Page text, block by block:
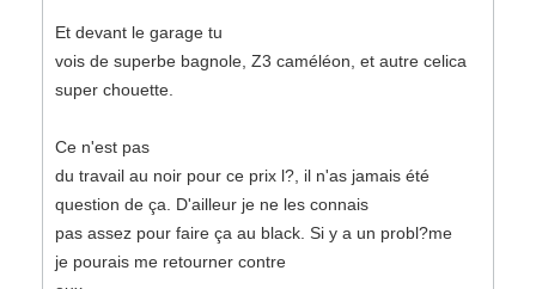
Et devant le garage tu
vois de superbe bagnole, Z3 caméléon, et autre celica
super chouette.
Ce n'est pas
du travail au noir pour ce prix l?, il n'as jamais été
question de ça. D'ailleur je ne les connais
pas assez pour faire ça au black. Si y a un probl?me
je pourais me retourner contre